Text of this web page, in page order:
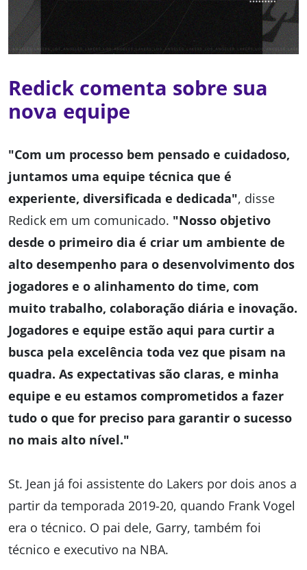
Redick comenta sobre sua
nova equipe
"Com um processo bem pensado e cuidadoso,
juntamos uma equipe técnica que é
experiente, diversificada e dedicada", disse
Redick em um comunicado. "Nosso objetivo
desde o primeiro dia é criar um ambiente de
alto desempenho para o desenvolvimento dos
jogadores e o alinhamento do time, com
muito trabalho, colaboração diária e inovação.
Jogadores e equipe estão aqui para curtir a
busca pela excelência toda vez que pisam na
quadra. As expectativas são claras, e minha
equipe e eu estamos comprometidos a fazer
tudo o que for preciso para garantir o sucesso
no mais alto nível."
St. Jean já foi assistente do Lakers por dois anos a
partir da temporada 2019-20, quando Frank Vogel
era o técnico. O pai dele, Garry, também foi
técnico e executivo na NBA.